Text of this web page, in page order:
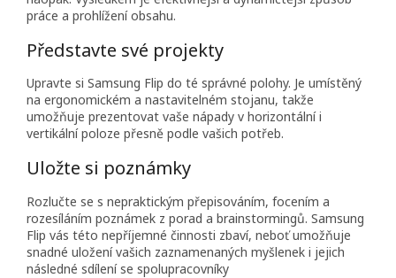
práce a prohlížení obsahu.
Představte své projekty
Upravte si Samsung Flip do té správné polohy. Je umístěný
na ergonomickém a nastavitelném stojanu, takže
umožňuje prezentovat vaše nápady v horizontální i
vertikální poloze přesně podle vašich potřeb.
Uložte si poznámky
Rozlučte se s nepraktickým přepisováním, focením a
rozesíláním poznámek z porad a brainstormingů. Samsung
Flip vás této nepříjemné činnosti zbaví, neboť umožňuje
snadné uložení vašich zaznamenaných myšlenek i jejich
následné sdílení se spolupracovníky